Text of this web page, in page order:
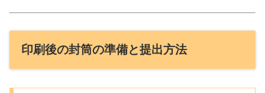
印刷後の封筒の準備と提出方法